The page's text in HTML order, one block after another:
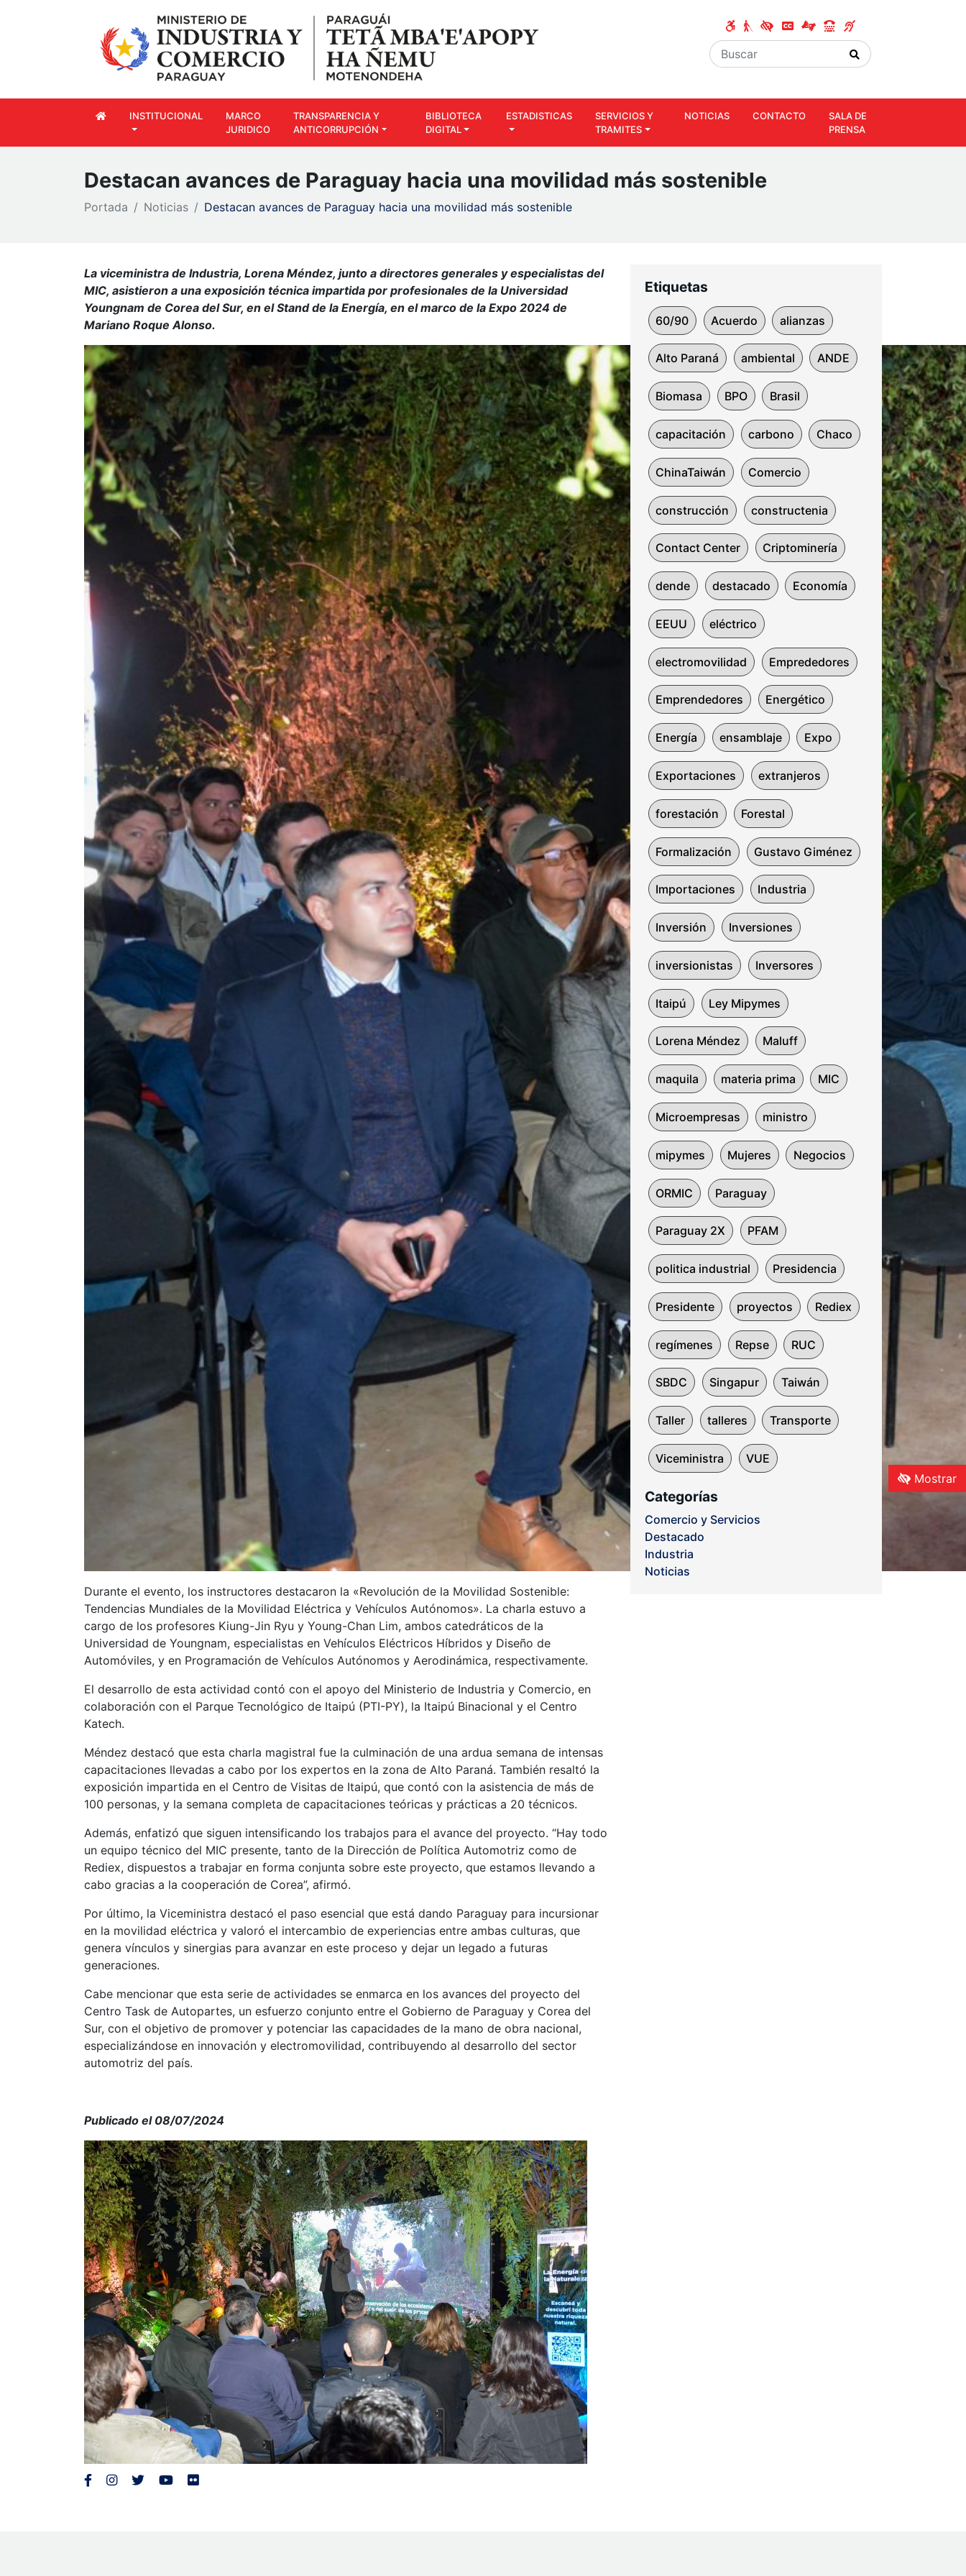
INSTITUCIONAL
MARCO
JURIDICO
TRANSPARENCIA Y
ANTICORRUPCIÓN
BIBLIOTECA
DIGITAL
ESTADISTICAS
SERVICIOS Y
TRAMITES
NOTICIAS CONTACTO
SALA DE
PRENSA
Mostrar
Destacan avances de Paraguay hacia una movilidad más sostenible
Portada Noticias Destacan avances de Paraguay hacia una movilidad más sostenible
La viceministra de Industria, Lorena Méndez, junto a directores generales y especialistas del
MIC, asistieron a una exposición técnica impartida por profesionales de la Universidad
Youngnam de Corea del Sur, en el Stand de la Energía, en el marco de la Expo 2024 de
Mariano Roque Alonso.
Durante el evento, los instructores destacaron la «Revolución de la Movilidad Sostenible:
Tendencias Mundiales de la Movilidad Eléctrica y Vehículos Autónomos». La charla estuvo a
cargo de los profesores Kiung-Jin Ryu y Young-Chan Lim, ambos catedráticos de la
Universidad de Youngnam, especialistas en Vehículos Eléctricos Híbridos y Diseño de
Automóviles, y en Programación de Vehículos Autónomos y Aerodinámica, respectivamente.
El desarrollo de esta actividad contó con el apoyo del Ministerio de Industria y Comercio, en
colaboración con el Parque Tecnológico de Itaipú (PTI-PY), la Itaipú Binacional y el Centro
Katech.
Méndez destacó que esta charla magistral fue la culminación de una ardua semana de intensas
capacitaciones llevadas a cabo por los expertos en la zona de Alto Paraná. También resaltó la
exposición impartida en el Centro de Visitas de Itaipú, que contó con la asistencia de más de
100 personas, y la semana completa de capacitaciones teóricas y prácticas a 20 técnicos.
Además, enfatizó que siguen intensificando los trabajos para el avance del proyecto. “Hay todo
un equipo técnico del MIC presente, tanto de la Dirección de Política Automotriz como de
Rediex, dispuestos a trabajar en forma conjunta sobre este proyecto, que estamos llevando a
cabo gracias a la cooperación de Corea”, afirmó.
Por último, la Viceministra destacó el paso esencial que está dando Paraguay para incursionar
en la movilidad eléctrica y valoró el intercambio de experiencias entre ambas culturas, que
genera vínculos y sinergias para avanzar en este proceso y dejar un legado a futuras
generaciones.
Cabe mencionar que esta serie de actividades se enmarca en los avances del proyecto del
Centro Task de Autopartes, un esfuerzo conjunto entre el Gobierno de Paraguay y Corea del
Sur, con el objetivo de promover y potenciar las capacidades de la mano de obra nacional,
especializándose en innovación y electromovilidad, contribuyendo al desarrollo del sector
automotriz del país.
Publicado el 08/07/2024
Etiquetas
60/90 Acuerdo alianzas
Alto Paraná ambiental ANDE
Biomasa BPO Brasil
capacitación carbono Chaco
ChinaTaiwán Comercio
construcción constructenia
Contact Center Criptominería
dende destacado Economía
EEUU eléctrico
electromovilidad Emprededores
Emprendedores Energético
Energía ensamblaje Expo
Exportaciones extranjeros
forestación Forestal
Formalización Gustavo Giménez
Importaciones Industria
Inversión Inversiones
inversionistas Inversores
Itaipú Ley Mipymes
Lorena Méndez Maluff
maquila materia prima MIC
Microempresas ministro
mipymes Mujeres Negocios
ORMIC Paraguay
Paraguay 2X PFAM
politica industrial Presidencia
Presidente proyectos Rediex
regímenes Repse RUC
SBDC Singapur Taiwán
Taller talleres Transporte
Viceministra VUE
Categorías
Comercio y Servicios
Destacado
Industria
Noticias